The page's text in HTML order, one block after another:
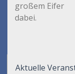
großem Eifer
dabei.
Aktuelle